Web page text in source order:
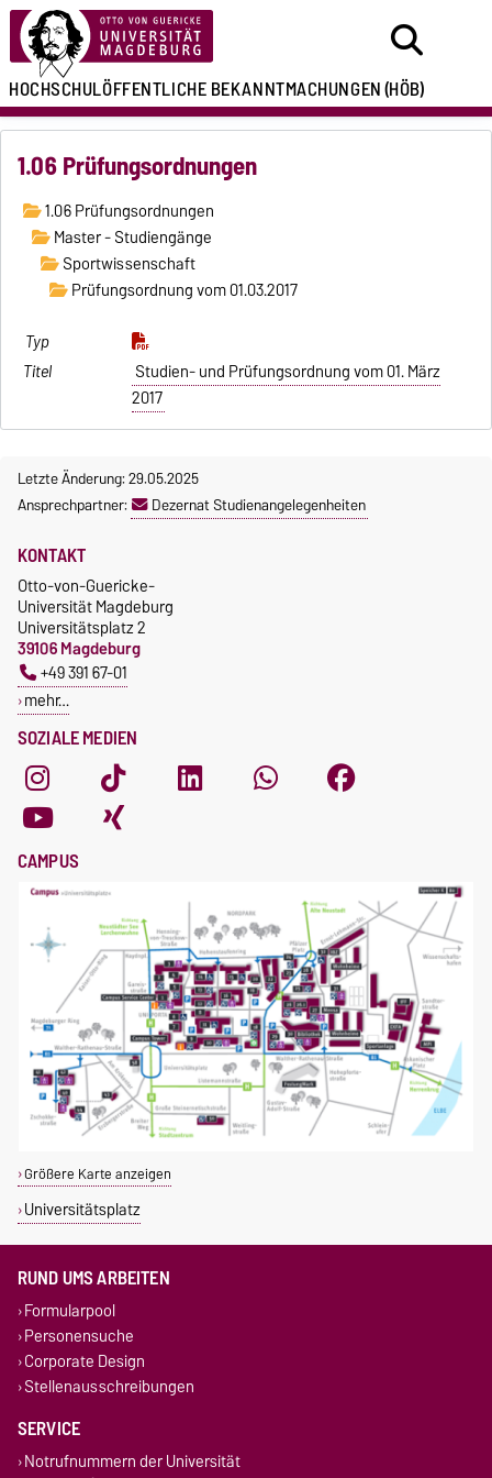
HOCHSCHULÖFFENTLICHEBEKANNTMACHUNGEN(HÖB)
1.06 Prüfungsordnungen
1.06 Prüfungsordnungen
Master - Studiengänge
Sportwissenschaft
Prüfungsordnung vom 01.03.2017
Studien- und Prüfungsordnung vom 01. März
2017
Letzte Änderung: 29.05.2025
Ansprechpartner:
Dezernat Studienangelegenheiten
SOZIALE MEDIEN
KONTAKT
Otto-von-Guericke-
Universität Magdeburg
Universitätsplatz 2
39106 Magdeburg
+49 391 67-01
mehr…
CAMPUS
Größere Karte anzeigen
Universitätsplatz
RUND UMS ARBEITEN
Formularpool
Personensuche
Corporate Design
Stellenausschreibungen
SERVICE
Notrufnummern der Universität